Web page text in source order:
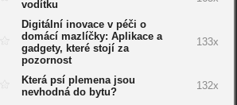
vodítku
Digitální inovace v péči o
domácí mazlíčky: Aplikace a
gadgety, které stojí za
pozornost
133x
Která psí plemena jsou
nevhodná do bytu?
132x